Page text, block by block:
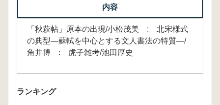
内容
「秋萩帖」原本の出現/小松茂美 : 北宋様式
の典型―蘇軾を中心とする文人書法の特質―/
角井博 : 虎子雑考/池田厚史
ランキング